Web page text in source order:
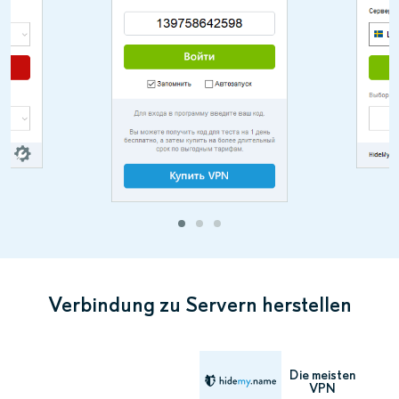
Verbindung zu Servern herstellen
Die meisten
VPN